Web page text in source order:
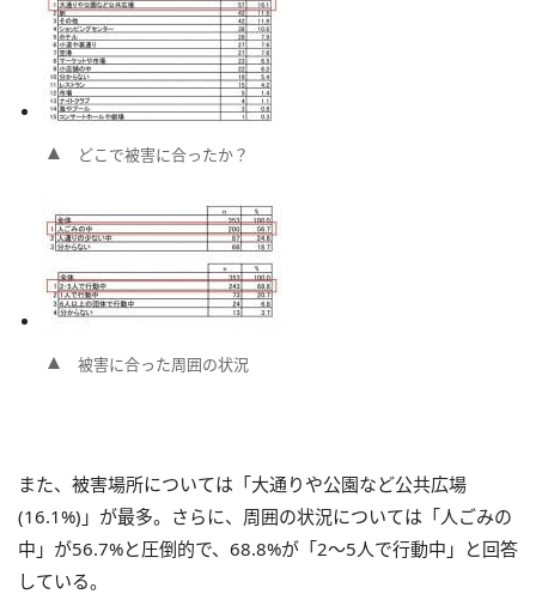
どこで被害に合ったか？
被害に合った周囲の状況
また、被害場所については「大通りや公園など公共広場
(16.1%)」が最多。さらに、周囲の状況については「人ごみの
中」が56.7%と圧倒的で、68.8%が「2～5人で行動中」と回答
している。